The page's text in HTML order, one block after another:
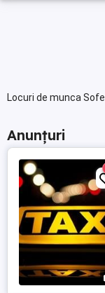
Locuri de munca
Anunțuri